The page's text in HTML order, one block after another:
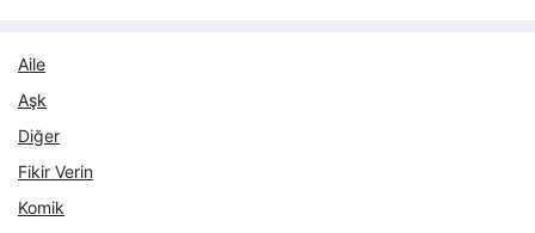
Aile
Aşk
Diğer
Fikir Verin
Komik